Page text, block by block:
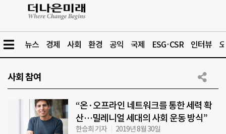
뉴스 경제 사회 환경 공익 국제 ESG·CSR 인터뷰
사회 참여
“온·오프라인 네트워크를 통한 세력 확
산…밀레니얼 세대의 사회 운동 방식”
한승희 기자 2019년 8월 30일